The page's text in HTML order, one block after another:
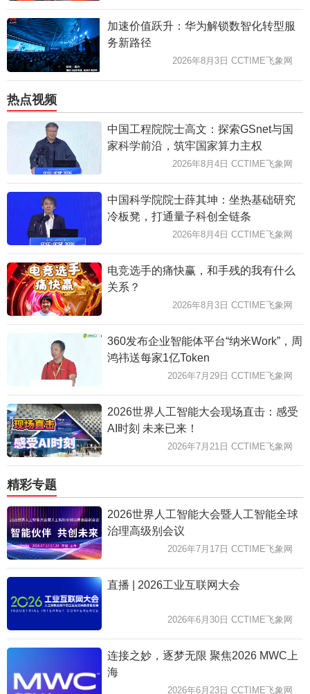
加速价值跃升：华为解锁数智化转型服
务新路径
2026年8月3日 CCTIME飞象网
热点视频
中国工程院院士高文：探索GSnet与国
家科学前沿，筑牢国家算力主权
2026年8月4日 CCTIME飞象网
中国科学院院士薛其坤：坐热基础研究
冷板凳，打通量子科创全链条
2026年8月4日 CCTIME飞象网
电竞选手的痛快赢，和手残的我有什么
关系？
2026年8月3日 CCTIME飞象网
360发布企业智能体平台“纳米Work”，周
鸿祎送每家1亿Token
2026年7月29日 CCTIME飞象网
2026世界人工智能大会现场直击：感受
AI时刻 未来已来！
2026年7月21日 CCTIME飞象网
精彩专题
2026世界人工智能大会暨人工智能全球
治理高级别会议
2026年7月17日 CCTIME飞象网
直播 | 2026工业互联网大会
2026年6月30日 CCTIME飞象网
连接之妙，逐梦无限 聚焦2026 MWC上
海
2026年6月23日 CCTIME飞象网